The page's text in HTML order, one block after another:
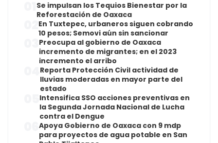
Se impulsan los Tequios Bienestar por la
Reforestación de Oaxaca
En Tuxtepec, urbaneros siguen cobrando
10 pesos; Semovi aún sin sancionar
Preocupa al gobierno de Oaxaca
incremento de migrantes; en el 2023
incremento el arribo
Reporta Protección Civil actividad de
lluvias moderadas en mayor parte del
estado
Intensifica SSO acciones preventivas en
la Segunda Jornada Nacional de Lucha
contra el Dengue
Apoya Gobierno de Oaxaca con 9 mdp
para proyectos de agua potable en San